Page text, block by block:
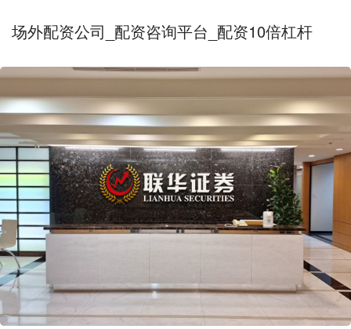
场外配资公司_配资咨询平台_配资10倍杠杆